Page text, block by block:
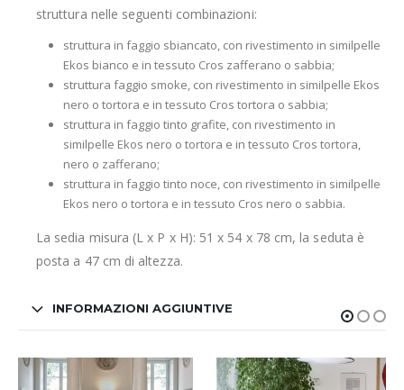
struttura nelle seguenti combinazioni:
struttura in faggio sbiancato, con rivestimento in similpelle
Ekos bianco e in tessuto Cros zafferano o sabbia;
struttura faggio smoke, con rivestimento in similpelle Ekos
nero o tortora e in tessuto Cros tortora o sabbia;
struttura in faggio tinto grafite, con rivestimento in
similpelle Ekos nero o tortora e in tessuto Cros tortora,
nero o zafferano;
struttura in faggio tinto noce, con rivestimento in similpelle
Ekos nero o tortora e in tessuto Cros nero o sabbia.
La sedia misura (L x P x H): 51 x 54 x 78 cm, la seduta è
posta a 47 cm di altezza.
INFORMAZIONI AGGIUNTIVE